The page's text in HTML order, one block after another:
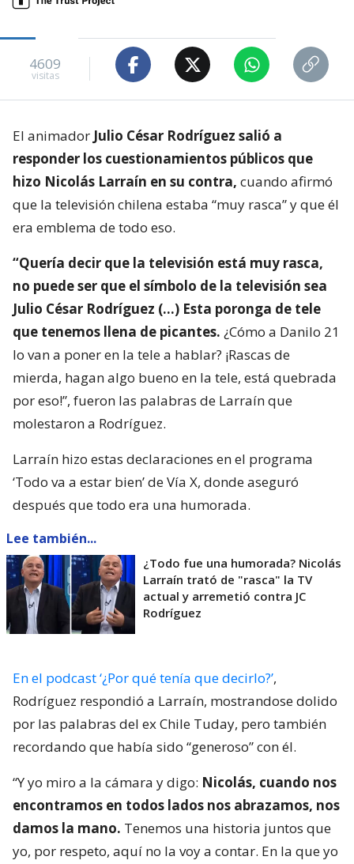
4609
visitas
El animador Julio César Rodríguez salió a
responder los cuestionamientos públicos que
hizo Nicolás Larraín en su contra, cuando afirmó
que la televisión chilena estaba “muy rasca” y que él
era emblema de todo eso.
“Quería decir que la televisión está muy rasca,
no puede ser que el símbolo de la televisión sea
Julio César Rodríguez (…) Esta poronga de tele
que tenemos llena de picantes. ¿Cómo a Danilo 21
lo van a poner en la tele a hablar? ¡Rascas de
mierda, hagan algo bueno en la tele, está quebrada
por eso!”, fueron las palabras de Larraín que
molestaron a Rodríguez.
Larraín hizo estas declaraciones en el programa
‘Todo va a estar bien’ de Vía X, donde aseguró
después que todo era una humorada.
Lee también...
¿Todo fue una humorada? Nicolás
Larraín trató de "rasca" la TV
actual y arremetió contra JC
Rodríguez
En el podcast ‘¿Por qué tenía que decirlo?’,
Rodríguez respondió a Larraín, mostrandose dolido
por las palabras del ex Chile Tuday, pero también
recordando que había sido “generoso” con él.
“Y yo miro a la cámara y digo: Nicolás, cuando nos
encontramos en todos lados nos abrazamos, nos
damos la mano. Tenemos una historia juntos que
yo, por respeto, aquí no la voy a contar. En la que yo